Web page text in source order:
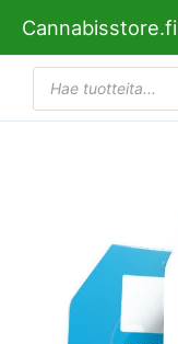
sisältöön
Cannabisstore.fi
Products
search